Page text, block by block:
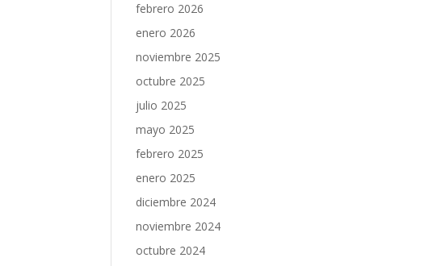
febrero 2026
enero 2026
noviembre 2025
octubre 2025
julio 2025
mayo 2025
febrero 2025
enero 2025
diciembre 2024
noviembre 2024
octubre 2024